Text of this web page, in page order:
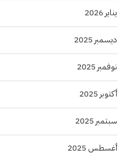
يناير 2026
ديسمبر 2025
نوفمبر 2025
أكتوبر 2025
سبتمبر 2025
أغسطس 2025